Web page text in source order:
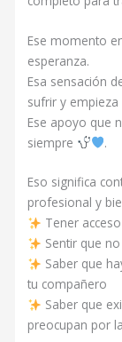
Ese momento
esperanza.
Esa sensación
sufrir y empieza
Ese apoyo que
siempre
.
Eso significa
profesional y
Tener
Sentir que
Saber que
tu compañero
Saber que
preocupan por